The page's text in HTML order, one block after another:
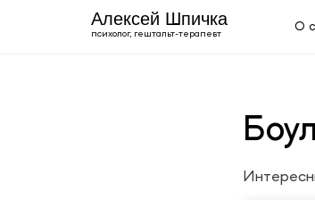
Алексей Шпичка
психолог, гештальт-терапевт
О